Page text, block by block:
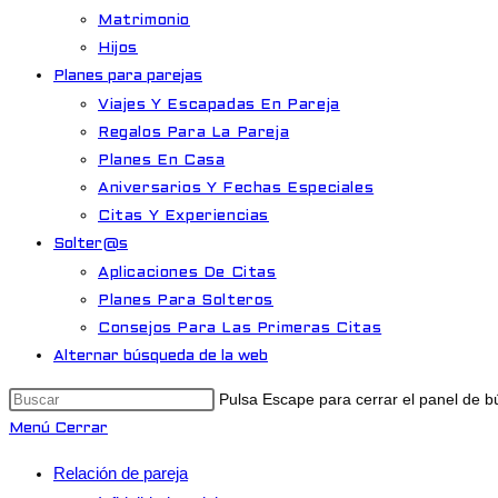
Matrimonio
Hijos
Planes para parejas
Viajes Y Escapadas En Pareja
Regalos Para La Pareja
Planes En Casa
Aniversarios Y Fechas Especiales
Citas Y Experiencias
Solter@s
Aplicaciones De Citas
Planes Para Solteros
Consejos Para Las Primeras Citas
Alternar búsqueda de la web
Pulsa Escape para cerrar el panel de
Menú Cerrar
Relación de pareja